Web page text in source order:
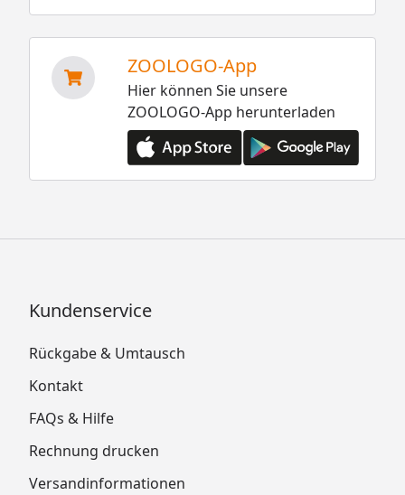
ZOOLOGO-App
Hier können Sie unsere
ZOOLOGO-App herunterladen
Kundenservice
Rückgabe & Umtausch
Kontakt
FAQs & Hilfe
Rechnung drucken
Versandinformationen